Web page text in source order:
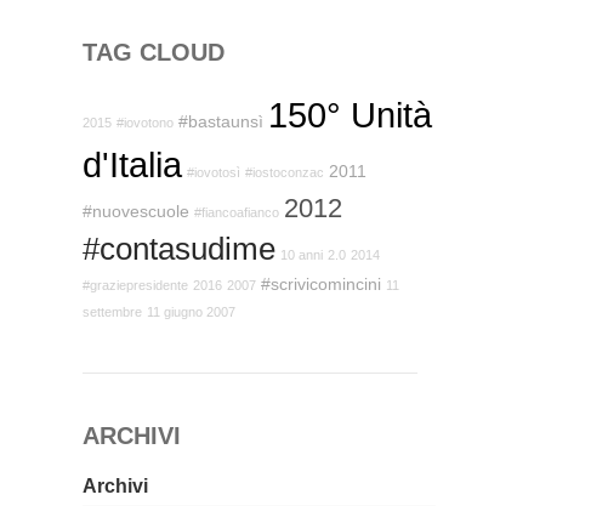
TAG CLOUD
2015 #iovotono #bastaunsì 150° Unità
d'Italia #iovotosì #iostoconzac 2011
#nuovescuole #fiancoafianco 2012
#contasudime 10 anni 2.0 2014
#graziepresidente 2016 2007 #scrivicomincini 11
settembre 11 giugno 2007
ARCHIVI
Archivi